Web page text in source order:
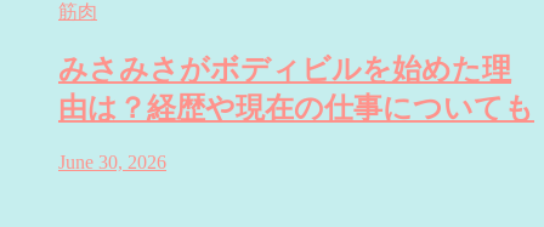
筋肉
みさみさがボディビルを始めた理
由は？経歴や現在の仕事についても
June 30, 2026